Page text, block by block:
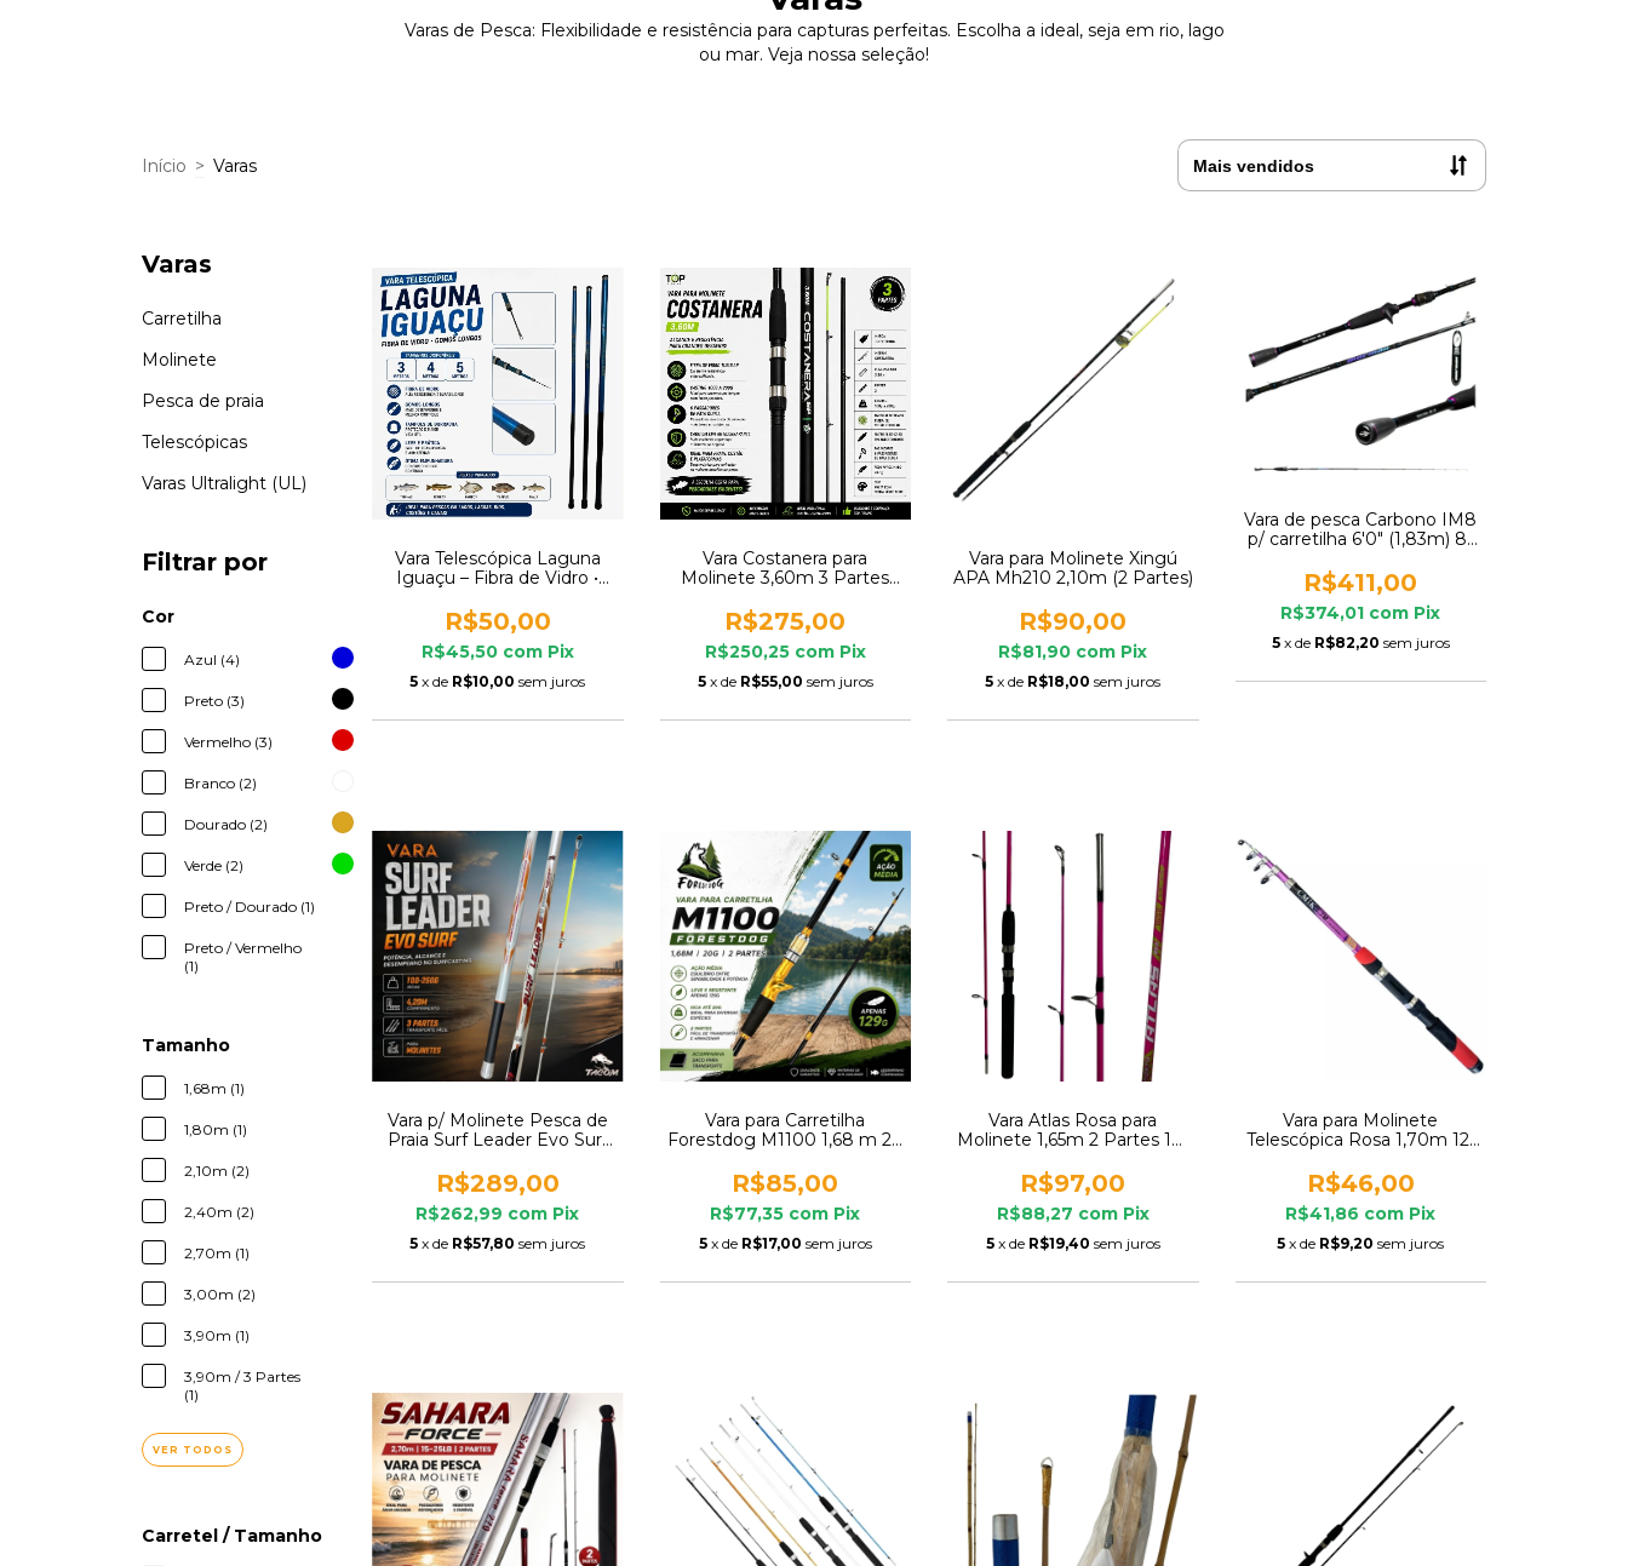
Varas de Pesca: Flexibilidade e resistência para capturas perfeitas. Escolha a ideal, seja em rio, lago
ou mar. Veja nossa seleção!
Início > Varas
Varas
Carretilha
Molinete
Pesca de praia
Telescópicas
Varas Ultralight (UL)
Filtrar por
Cor
Azul (4)
Preto (3)
Vermelho (3)
Branco (2)
Dourado (2)
Verde (2)
Preto / Dourado (1)
Preto / Vermelho
(1)
Tamanho
1,68m (1)
1,80m (1)
2,10m (2)
2,40m (2)
2,70m (1)
3,00m (2)
3,90m (1)
3,90m / 3 Partes
(1)
VER TODOS
Carretel / Tamanho
Vara Telescópica Laguna
Iguaçu – Fibra de Vidro •
6 m
R$50,00
R$45,50 com Pix
5 x de R$10,00 sem juros
Vara Costanera para
Molinete 3,60m 3 Partes
Plataforma
R$275,00
R$250,25 com Pix
5 x de R$55,00 sem juros
Vara para Molinete Xingú
APA Mh210 2,10m (2 Partes)
R$90,00
R$81,90 com Pix
5 x de R$18,00 sem juros
Vara de pesca Carbono IM8
p/ carretilha 6'0" (1,83m) 8-
R$411,00
R$374,01 com Pix
5 x de R$82,20 sem juros
Vara p/ Molinete Pesca de
Praia Surf Leader Evo Surf
Tacom
R$289,00
R$262,99 com Pix
5 x de R$57,80 sem juros
Vara para Carretilha
Forestdog M1100 1,68 m 20
R$85,00
R$77,35 com Pix
5 x de R$17,00 sem juros
Vara Atlas Rosa para
Molinete 1,65m 2 Partes 10-
R$97,00
R$88,27 com Pix
5 x de R$19,40 sem juros
Vara para Molinete
Telescópica Rosa 1,70m 12-
R$46,00
R$41,86 com Pix
5 x de R$9,20 sem juros